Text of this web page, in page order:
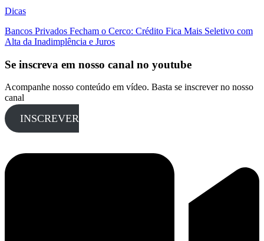
Dicas
Bancos Privados Fecham o Cerco: Crédito Fica Mais Seletivo com
Alta da Inadimplência e Juros
Se inscreva em nosso canal no youtube
Acompanhe nosso conteúdo em vídeo. Basta se inscrever no nosso
canal
INSCREVER